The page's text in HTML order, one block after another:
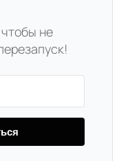
не